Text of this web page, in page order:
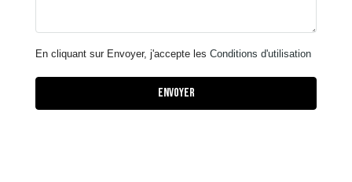
En cliquant sur Envoyer, j'accepte les Conditions d'utilisation
Envoyer